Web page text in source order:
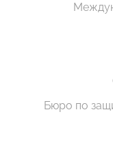
Бюро по